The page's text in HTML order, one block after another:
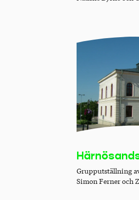
Grupputställning
Simon Ferner och